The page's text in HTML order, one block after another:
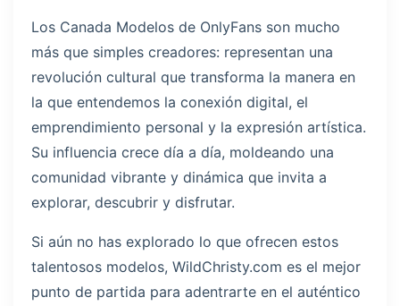
Los Canada Modelos de OnlyFans son mucho
más que simples creadores: representan una
revolución cultural que transforma la manera en
la que entendemos la conexión digital, el
emprendimiento personal y la expresión artística.
Su influencia crece día a día, moldeando una
comunidad vibrante y dinámica que invita a
explorar, descubrir y disfrutar.
Si aún no has explorado lo que ofrecen estos
talentosos modelos, WildChristy.com es el mejor
punto de partida para adentrarte en el auténtico